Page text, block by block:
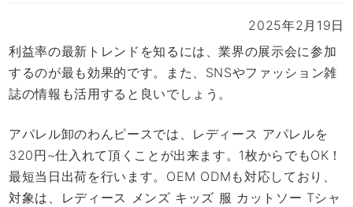
2025年2月19日
利益率の最新トレンドを知るには、業界の展示会に参加
するのが最も効果的です。また、SNSやファッション雑
誌の情報も活用すると良いでしょう。
アパレル卸のわんピースでは、レディース アパレルを
320円~仕入れて頂くことが出来ます。1枚からでもOK！
最短当日出荷を行います。OEM ODMも対応しており、
対象は、レディース メンズ キッズ 服 カットソー Tシャ